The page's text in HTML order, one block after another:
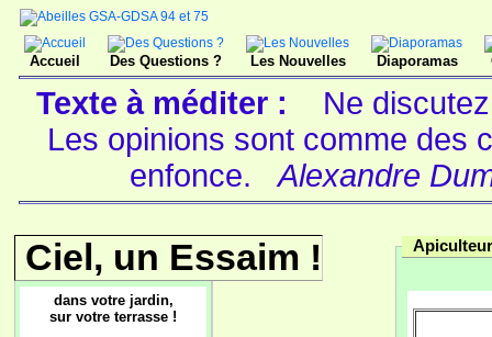
Accueil Des Questions ? Les Nouvelles Diaporamas
Texte à méditer :
Ne
Les opinions sont comme des
enfonce.
Alexandre
Ciel, un Essaim !
dans votre jardin,
sur votre terrasse !